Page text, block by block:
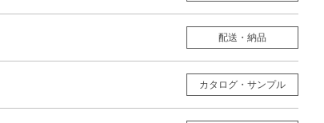
配送・納品
カタログ・サンプル